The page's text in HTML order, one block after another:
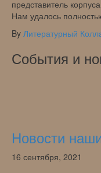
представитель
Нам удалось
By Литературный
События и
Новости
16 сентября, 2021